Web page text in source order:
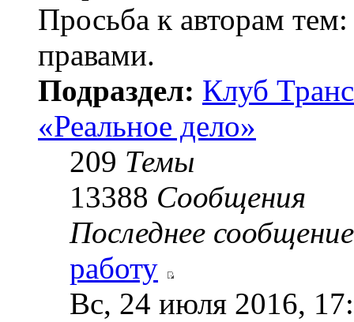
Просьба к авторам
правами.
Подраздел: Клуб
«Реальное дело»
209 Темы
13388 Сообщения
Последнее сообщение
работу
Вс, 24 июля 2016,